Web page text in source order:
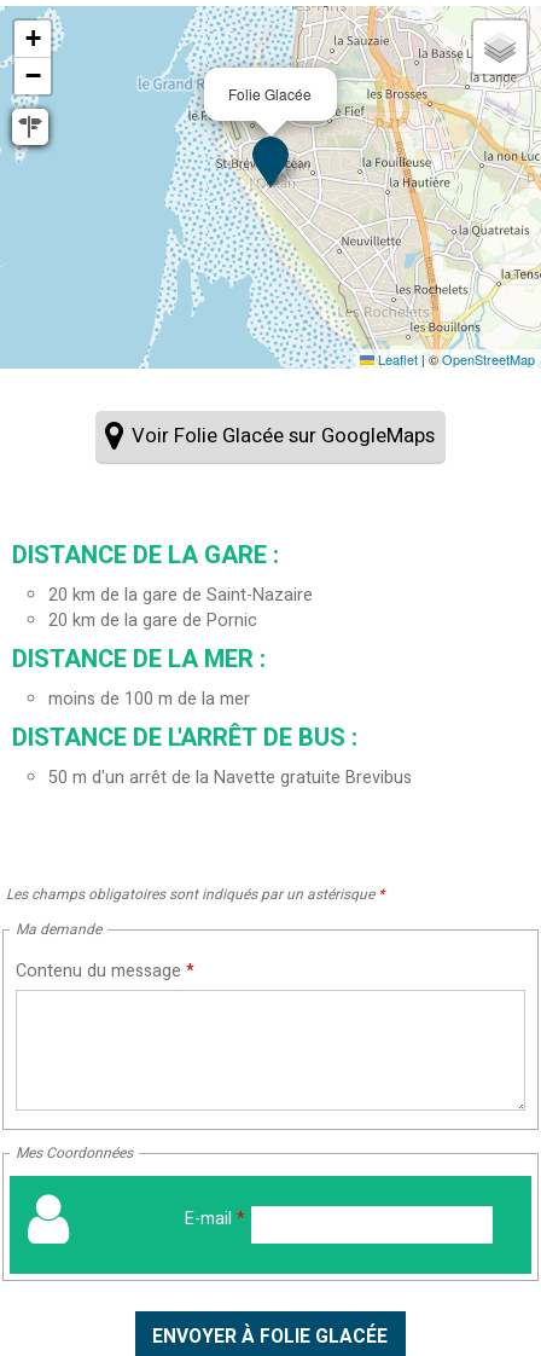
Folie Glacée
+
−
Leaflet | ©OpenStreetMap
Voir Folie Glacée sur GoogleMaps
DISTANCE DE LA GARE :
20 km de la gare de Saint-Nazaire
20 km de la gare de Pornic
DISTANCE DE LA MER :
moins de 100 m de la mer
DISTANCE DE L'ARRÊT DE BUS :
50 m d'un arrêt de la Navette gratuite Brevibus
Les champs obligatoires sont indiqués par un astérisque *
Ma demande
Contenu du message *
Mes Coordonnées
E-mail *